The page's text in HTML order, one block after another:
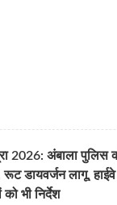
2026: अंबाला पुलिस
रूट डायवर्जन लागू, हाईवे
भी निर्देश